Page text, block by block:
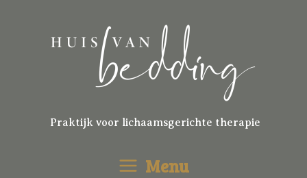
Praktijk voor lichaamsgerichte therapie
Menu